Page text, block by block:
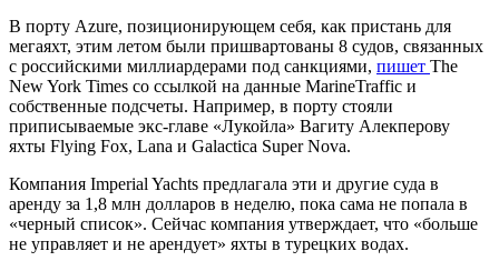
В порту Azure, позиционирующем себя, как пристань для
мегаяхт, этим летом были пришвартованы 8 судов, связанных
с российскими миллиардерами под санкциями, пишет The
New York Times со ссылкой на данные MarineTraffic и
собственные подсчеты. Например, в порту стояли
приписываемые экс-главе «Лукойла» Вагиту Алекперову
яхты Flying Fox, Lana и Galactica Super Nova.
Компания Imperial Yachts предлагала эти и другие суда в
аренду за 1,8 млн долларов в неделю, пока сама не попала в
«черный список». Сейчас компания утверждает, что «больше
не управляет и не арендует» яхты в турецких водах.